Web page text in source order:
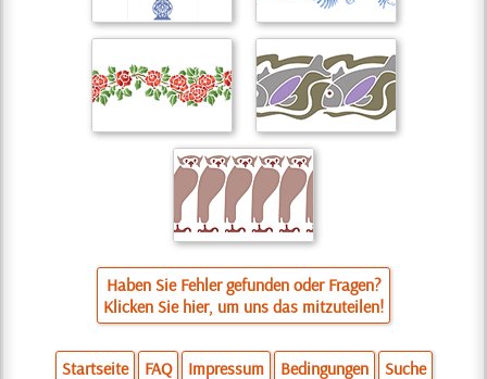
Haben Sie Fehler gefunden oder Fragen?
Klicken Sie hier, um uns das mitzuteilen!
Startseite FAQ Impressum Bedingungen Suche